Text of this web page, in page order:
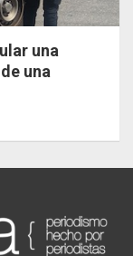
una
una